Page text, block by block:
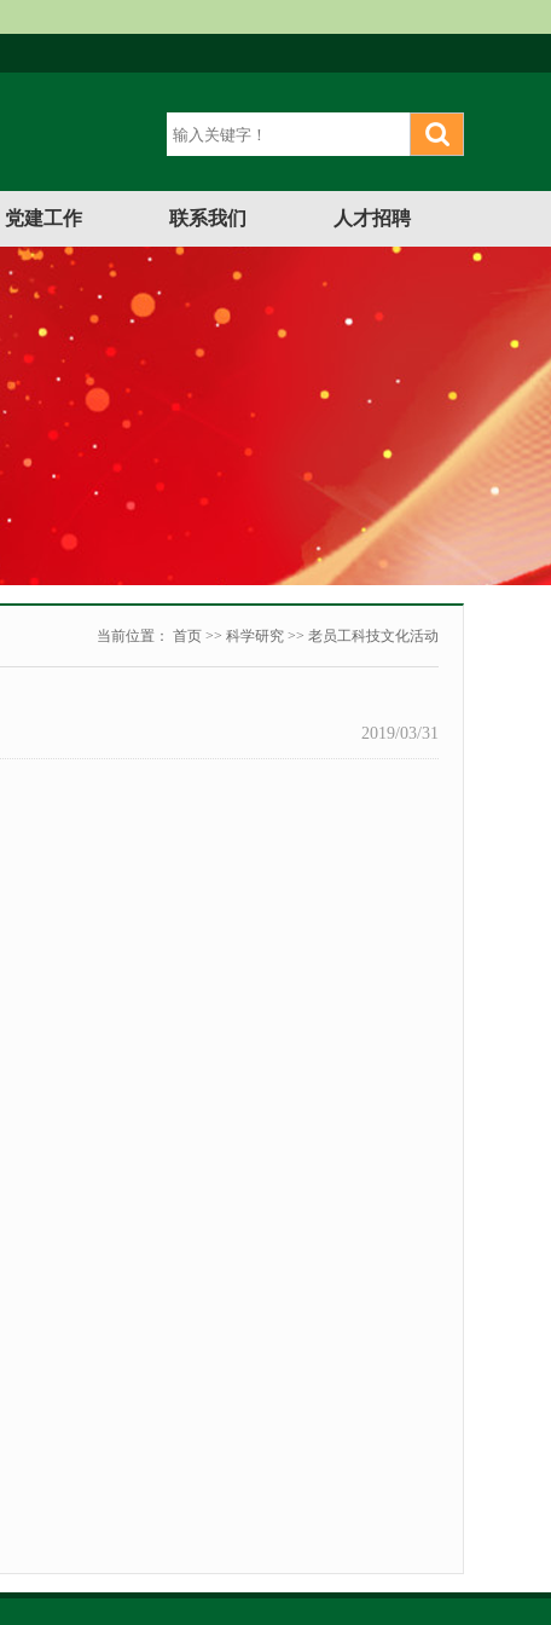
党建工作 联系我们 人才招聘
当前位置： 首页 >> 科学研究 >> 老员工科技文化活动
2019/03/31